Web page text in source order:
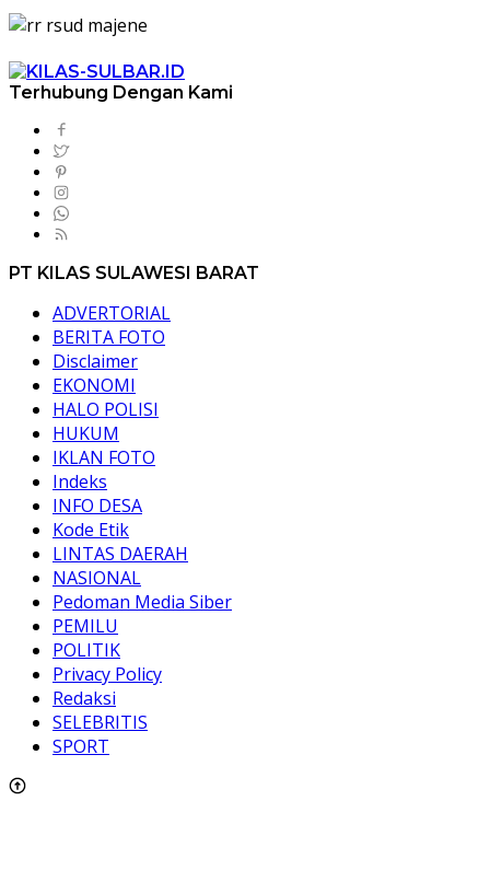
Terhubung Dengan Kami
PT KILAS SULAWESI BARAT
ADVERTORIAL
BERITA FOTO
Disclaimer
EKONOMI
HALO POLISI
HUKUM
IKLAN FOTO
Indeks
INFO DESA
Kode Etik
LINTAS DAERAH
NASIONAL
Pedoman Media Siber
PEMILU
POLITIK
Privacy Policy
Redaksi
SELEBRITIS
SPORT